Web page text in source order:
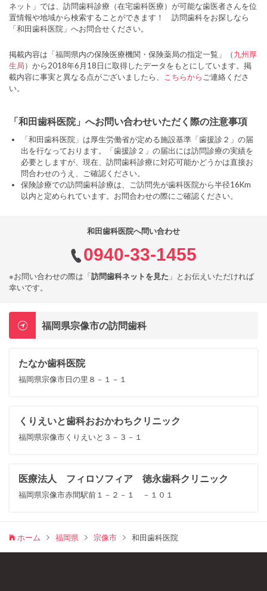
ネット」では、訪問歯科診療（在宅歯科医療）が可能な歯医者さんを位
置情報や地域から検索することができます！ 訪問歯科をお探しなら
「和田歯科医院」へお問合せください。
掲載内容は「福岡県内の保険医療機関・保険薬局の指定一覧」（九州厚
生局）から2018年6月18日に取得したデータをもとにしています。掲
載内容に事実と異なる点がございましたら、
こちらから ご連絡くださ
い。
「和田歯科医院」へお問い合わせいただく際の注意事項
「和田歯科医院」は厚生労働省が定める施設基準「歯援診２」の届
出を行なっております。「歯援診２」の届出には訪問診療の実績を
必要としますが、現在、訪問歯科診療に対応可能かどうかは直接お
問合わせのうえ、ご確認ください。
保険診療での訪問歯科診療は、ご訪問先が歯科医院から半径16Km
以内と定められています。お問合わせの際にご確認ください。
和田歯科医院へ問い合わせ
0940-33-1455
※お問い合わせの際は「訪問歯科ネットを見た 」とお伝えいただければ
幸いです。
福岡県宗像市の訪問歯科
たなか歯科医院
福岡県宗像市日の里８－１－１
くりえいと歯科おおかわちクリニック
福岡県宗像市くりえいと３－３－１
医療法人 フィロソフィア 徳永歯科クリニック
福岡県宗像市赤間駅前１－２－１ －１０１
ホーム 福岡県 宗像市 和田歯科医院